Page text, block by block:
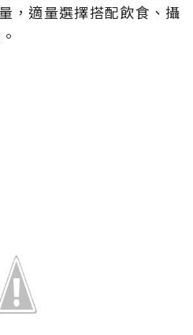
，適量選擇搭配飲食、攝